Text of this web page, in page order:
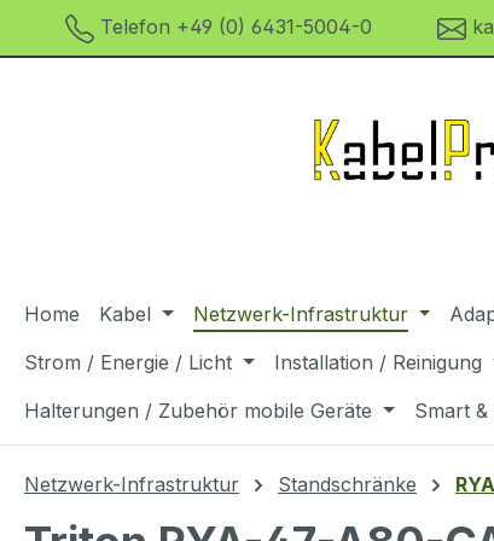
Hauptinhalt springen
Zur Suche springen
Zur Hauptnavigation springen
Telefon +49 (0) 6431-5004-0
Home Kabel Netzwerk-Infrastruktur
Strom / Energie / Licht
Installation / Reinigung
Halterungen / Zubehör mobile Geräte
Smart &
Netzwerk-Infrastruktur Standschränke